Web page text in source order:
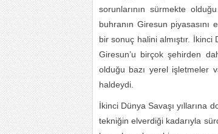
sorunlarının sürmekte
buhranın Giresun piyasasını
bir sonuç halini almıştır.
Giresun’u birçok şehirden
olduğu bazı yerel işletmeler
haldeydi.
İkinci Dünya Savaşı yıllarına
tekniğin elverdiği kadarıyla